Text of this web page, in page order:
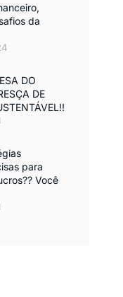
da
DO
DE
para
Você